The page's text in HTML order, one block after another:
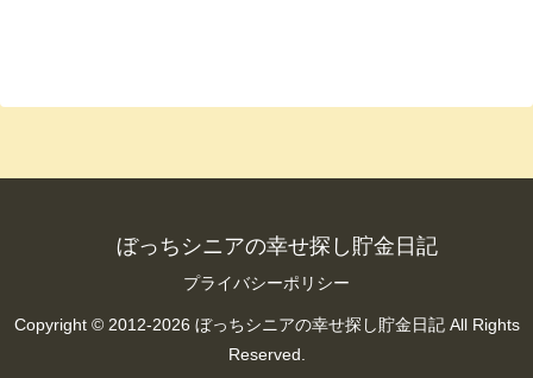
ぼっちシニアの幸せ探し貯金日記
プライバシーポリシー
Copyright © 2012-2026 ぼっちシニアの幸せ探し貯金日記 All Rights
Reserved.